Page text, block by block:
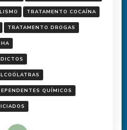
TRATAMENTO COCAÍNA
TRATAMENTO DROGAS
QUÍMICOS